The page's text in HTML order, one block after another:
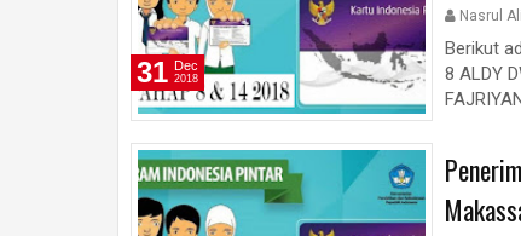
Nasrul
Berikut
8 ALDY
31 Dec
2018